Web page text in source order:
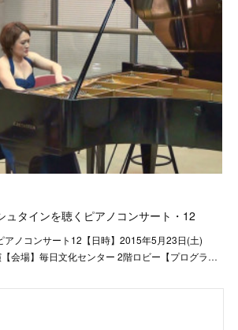
ュタインを聴くピアノコンサート・12
アノコンサート12【日時】2015年5月23日(土)
会場】毎日文化センター 2階ロビー【プログラ…